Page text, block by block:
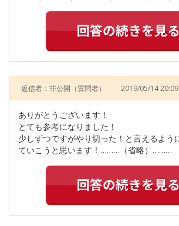
返信者：非公開 （質問者） 2019/05/14 20:09
ありがとうございます！
とても参考になりました！
少しずつですがやり切った！と言えるよう
ていこうと思います！………（省略）………